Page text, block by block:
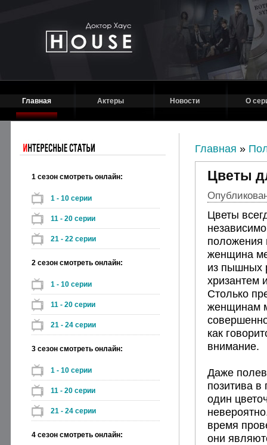
Главная Актеры Новости О
1 сезон смотреть онлайн:
1 - 10 серии
11 - 20 серии
21 - 22 серии
2 сезон смотреть онлайн:
1 - 10 серии
11 - 20 серии
21 - 24 серии
3 сезон смотреть онлайн:
1 - 10 серии
11 - 20 серии
21 - 24 серии
4 сезон смотреть онлайн:
Главная »
Цветы
Цветы
женщина
из пышных
хризантем
Столько
женщинам
как
внимание.
Даже
позитива в
один
время
они